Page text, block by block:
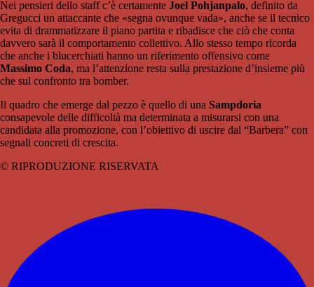
Nei pensieri dello staff c’è certamente Joel Pohjanpalo, definito da
Gregucci un attaccante che «segna ovunque vada», anche se il tecnico
evita di drammatizzare il piano partita e ribadisce che ciò che conta
davvero sarà il comportamento collettivo. Allo stesso tempo ricorda
che anche i blucerchiati hanno un riferimento offensivo come
Massimo Coda, ma l’attenzione resta sulla prestazione d’insieme più
che sul confronto tra bomber.
Il quadro che emerge dal pezzo è quello di una Sampdoria
consapevole delle difficoltà ma determinata a misurarsi con una
candidata alla promozione, con l’obiettivo di uscire dal “Barbera” con
segnali concreti di crescita.
© RIPRODUZIONE RISERVATA